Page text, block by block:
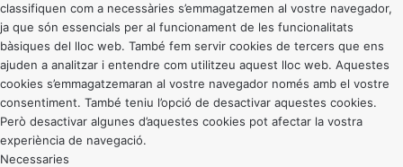
classifiquen com a necessàries s’emmagatzemen al vostre navegador,
ja que són essencials per al funcionament de les funcionalitats
bàsiques del lloc web. També fem servir cookies de tercers que ens
ajuden a analitzar i entendre com utilitzeu aquest lloc web. Aquestes
cookies s’emmagatzemaran al vostre navegador només amb el vostre
consentiment. També teniu l’opció de desactivar aquestes cookies.
Però desactivar algunes d’aquestes cookies pot afectar la vostra
experiència de navegació.
Necessaries